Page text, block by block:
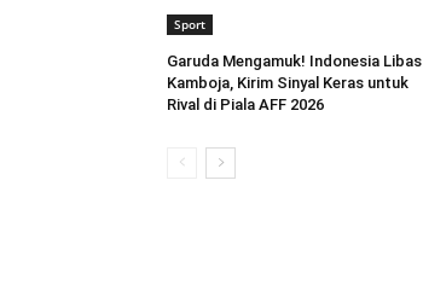
Sport
Garuda Mengamuk! Indonesia Libas
Kamboja, Kirim Sinyal Keras untuk
Rival di Piala AFF 2026